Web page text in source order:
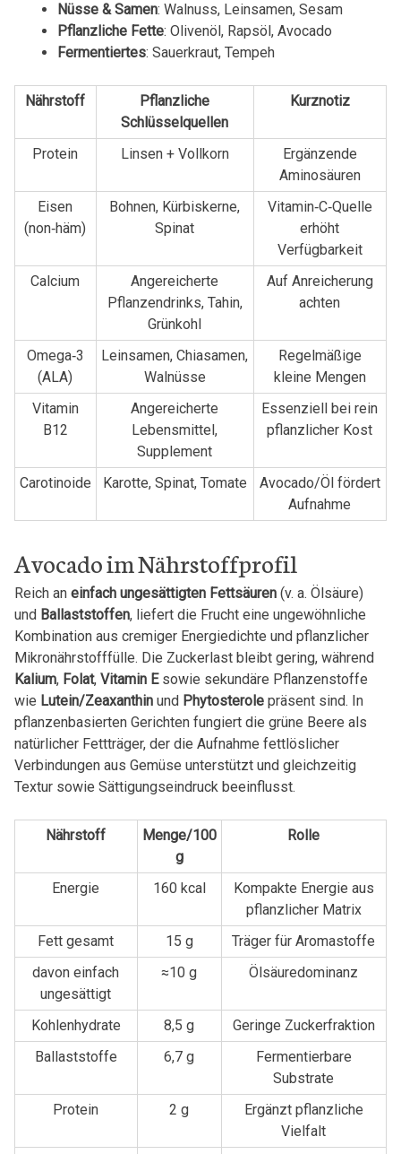
Nüsse & Samen: Walnuss, Leinsamen, Sesam
Pflanzliche Fette: Olivenöl, Rapsöl, Avocado
Fermentiertes: Sauerkraut, Tempeh
Nährstoff
Pflanzliche
Schlüsselquellen
Kurznotiz
Protein Linsen + Vollkorn
Ergänzende
Aminosäuren
Eisen
(non‑häm)
Bohnen, Kürbiskerne,
Spinat
Vitamin‑C‑Quelle
erhöht
Verfügbarkeit
Calcium
Angereicherte
Pflanzendrinks, Tahin,
Grünkohl
Auf Anreicherung
achten
Omega‑3
(ALA)
Leinsamen, Chiasamen,
Walnüsse
Regelmäßige
kleine Mengen
Vitamin
B12
Angereicherte
Lebensmittel,
Supplement
Essenziell bei rein
pflanzlicher Kost
Carotinoide Karotte, Spinat, Tomate
Avocado/Öl fördert
Aufnahme
Avocado im Nährstoffprofil
Reich an einfach ungesättigten Fettsäuren(v. a. Ölsäure)
und Ballaststoffen, liefert die Frucht eine ungewöhnliche
Kombination aus cremiger Energiedichte und pflanzlicher
Mikronährstofffülle. Die Zuckerlast bleibt gering, während
Kalium, Folat, Vitamin Esowie sekundäre Pflanzenstoffe
wie Lutein/Zeaxanthinund Phytosterolepräsent sind. In
pflanzenbasierten Gerichten fungiert die grüne Beere als
natürlicher Fettträger, der die Aufnahme fettlöslicher
Verbindungen aus Gemüse unterstützt und gleichzeitig
Textur sowie Sättigungseindruck beeinflusst.
Nährstoff
Menge/100
g
Rolle
Energie 160 kcal
Kompakte Energie aus
pflanzlicher Matrix
Fett gesamt
15 g
Träger für Aromastoffe
davon einfach
ungesättigt
≈10 g Ölsäuredominanz
Kohlenhydrate 8,5 g
Geringe Zuckerfraktion
Ballaststoffe
6,7 g
Fermentierbare
Substrate
Protein
2 g
Ergänzt pflanzliche
Vielfalt